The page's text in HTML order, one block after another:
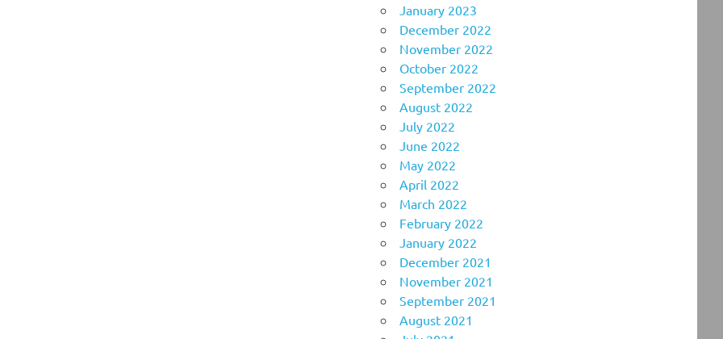
January 2023
December 2022
November 2022
October 2022
September 2022
August 2022
July 2022
June 2022
May 2022
April 2022
March 2022
February 2022
January 2022
December 2021
November 2021
September 2021
August 2021